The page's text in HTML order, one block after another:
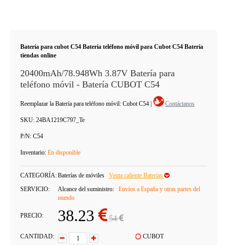
Batería para cubot C54 Batería teléfono móvil para Cubot C54 Batería
tiendas online
20400mAh/78.948Wh 3.87V Batería para
teléfono móvil - Batería CUBOT C54
Reemplazar la Batería para teléfono móvil: Cubot C54 Contáctanos
SKU: 24BA1219C797_Te
P/N: C54
Inventario: En disponible
CATEGORÍA:Baterías de móviles
Venta caliente Baterías
SERVICIO:
Alcance del suministro:
Envíos a España y otras partes del
mundo
PRECIO: 38.23 54
CANTIDAD: CUBOT